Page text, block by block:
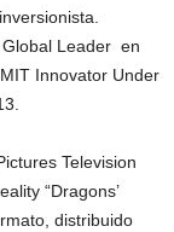
Global Leader en
Innovator Under
Television
“Dragons’
distribuido